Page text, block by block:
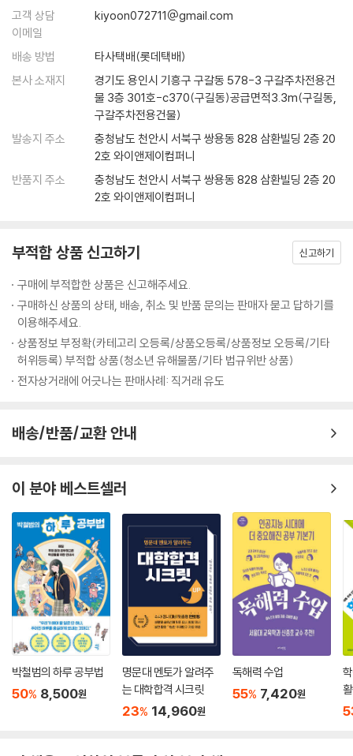
10 ‘안 되는 이유’ 늘어놓지 말고, ‘되게 할 방법’을 찾아라
_공부는 조건이 아니라 마음으로 하는 것이다
_불평불만을 멈추게 하는 3가지 마음가짐
_내 인생 최고의 공부하기 좋은 날은 바로 오늘이다
Beyond Story 칭기즈칸의 편지
11 배우려는 마음이 없으면, 아무리 잘 가르치는 선생님도 소용없다
_‘어떻게 배우느냐’가 ‘어떻게 가르치느냐’보다 100배 더 중요하다
_떨어진 내 성적 두고 선생님 탓하지 마라
_모든 선생님에게는 반드시 배울 점이 있다
Beyond Story “도대체 언제까지 날 골탕 먹일 셈이죠?”
12 아무나 공부할 수 있는 건 아니었다
_나는 공부할 수 없었다1. 잭 런던 이야기
_나는 공부할 수 없었다2. 소피 제르맹 이야기
_나는 공부할 수 없었다3. 프레더릭 더글러스 이야기
_나는 공부할 수 없었다4. 이우근 이야기
_우리에게 축복처럼 쏟아진 ‘공부할 기회’
13 자신보다 내가 ‘더 나은 삶’을 사는 게 소원인 사람
_엄마는 속고 있다
_아버지가 벌어오신 돈의 의미
_나에 대한 기대로 하루를 버티는 사람
_우리는 날마다 조금씩 고아가 되어간다
_잔소리 뒤의 “……”에 담긴 진짜 의미
Beyond Story “아, 엄마는 맨날 이런 식이야!”
에필로그 믿는다, 나는 믿는다, 나는 너를 믿는다!
부록 공부 의욕을 불러일으키는 힐링 포스트잇
데’라고 막연하게 생각하다가 막상 재보면 실제로 공부한 시간이 터무니없
이 적기 때문입니다. 이렇게 저렇게 날려버리는 시간이 상당하거든요. 그
니다. 그러다 보면 어느새 스톱워치에 찍히는 숫자가 놀랍도록 치솟을 테
니까요.
---「루틴3. 진짜로 집중한 시간 : 스톱워치」중에서
성적이 올랐으면 오른 대로, 떨어졌으면 떨어진 대로 나를 돌아보아야 합
니다. 선생님 탓하면서 숨어버리지 말고요. 그래야 내가 어떤 점이 부족한
지, 무엇을 고쳐야 할지 골똘히 고민해 방법을 찾게 돼요. 중요한 건 ‘어떤
수업을 듣느냐’가 아니라 ‘어떻게 수업을 듣느냐’입니다. 그러니 성적이 떨
하게 받아들일 줄 아는 ‘열린 귀’, 귀하게 느낄 줄 아는 ‘감동’. 이 세 가지만
만드는 것뿐이지. 장담합니다. 내가 똑바로 듣기만 한다면 그 어떤 수업이
라도 반드시 최고의 수업이 되리라는 것을요.
---「떨어진 내 성적 두고 선생님 탓하지 마라」중에서
내가 얼마나 나쁜 자식이었는지 스스로 되물을 때마다 나는 괴로워질 겁니
다. 툭툭 내뱉던 내 말버릇과, 내세웠던 내 자존심과, 쓸데없던 내 반항심을
던 끈덕진 관심이 얼마나 순수한 사랑이었는지를요. 귀찮던 간섭이 얼마나
진득한 믿음이었는지를요. 엄마아빠가 자기 인생보다도 내 인생을 얼마나
빚이었단 것도요. 언젠가 엄마 냄새가 흔적 없이 사라진대도, 언젠가 아빠
엄마, 그리고 우리 아빠. 사랑하는 내 부모님.
---「우리는 날마다 조금씩 고아가 되어간다」중에서
‘어떻게’가 아닌 ‘왜’ 공부하는지를 알면
나의 공부는 ‘재미’와 ‘기쁨’으로 가득찰 것이다!
10대에게 공부란 어떤 의미일까? 상위권, 하위권을 막론하고 대부분의 학
생들이 공부란 ‘귀찮고 재미없는, 그래서 될 수 있는 한 절대로 하고 싶지
않은 일’로 생각할 것이다. 그렇다면 공부는 왜 지겹고 불행한 일일까? 이
책의 저자는 10대들이 ‘목적’과 ‘의미’를 제대로 알지 못한 채, 그저 ‘남과의
경쟁’만을 위해 공부하기 때문이라 단언한다. 공부의 참 의미는 ‘성공’이 아
친해지는 일이야말로 우리가 공부를 해야 하는 진짜 이유다. 나아가 저자
자신 역시 ‘내가 왜 공부하는지’를 깨달은 후에는 ‘무엇을 어떻게 공부해야
상하는 기적을 경험했다고 전한다.
공부의 의미를 ‘성장’에 둔 사람은 남과의 경쟁보다 ‘자신과의 경쟁’에 집중
하기 마련이다. 공부를 하며 매일 나아지는 자신의 모습에 감동하고, 새로
운 지식이 머릿속에 쌓여가는 즐거움을 맛보고, 꿈에 한 발자국씩 가까워
지는 느낌을 받으며 공부하는 일에 ‘기쁨’을 느낄 수 있다. 한번 앉으면 몇
시간이고 꼼짝 않겠다는 독한 각오, 내 심장박동 소리가 귀에 들릴 정도의
팽팽한 긴장감, 모르는 내용은 알 때까지 물고 늘어지는 집요함, 나쁜 습관
‘너 절대로 포기하지 마. 왜냐면 내가 너였으니까. 늦어버린 줄로만 알고,
하마터면 포기할 뻔 했었으니까. 나도 너처럼 방황했고, 나도 너처럼 고민
했고, 나도 너처럼 힘들었으니까. 나도 너랑 똑같은 마음이었으니까.’
매일 열 시간도 넘는 시간 동안 책상 앞에 앉아 힘겹게 공부하는 10대들을
보면 짠하기 그지없다. 이 책의 저자는 유명 학원강사나 선생님이 아닌 학
창시절의 방황과 고난을 ‘똑같이’ 겪어 온 친근한 형, 오빠로서 힘든 시기를
보내고 있는 10대들에게 따뜻한 위로의 메시지를 건넨다. 온갖 ‘잉여짓’을
일삼던 과거를 후회하며 눈물을 머금고 공부에 힘 쏟았던 이야기, 시골학
교에서 벌레, 재래식 똥통과 사투하며 공부할 수밖에 없었던 이야기는 10
대들이 처한 상황과 조건에 깊은 공감을 불러일으킨다. 더불어 ‘공부할 마
음 있는 놈들의 7가지 습관’, ‘오늘 하루를 가장 공부하기 좋은 날로 만드는
고객 상담
이메일
kiyoon072711@gmail.com
배송 방법
타사택배(롯데택배)
본사 소재지
경기도 용인시 기흥구 구갈동 578-3 구갈주차전용건
물 3층 301호-c370(구길동)공급면적3.3m(구길동,
구갈주차전용건물)
발송지 주소
충청남도 천안시 서북구 쌍용동 828 삼환빌딩 2층 20
2호 와이앤제이컴퍼니
반품지 주소
충청남도 천안시 서북구 쌍용동 828 삼환빌딩 2층 20
2호 와이앤제이컴퍼니
부적합 상품 신고하기 신고하기
구매에 부적합한 상품은 신고해주세요.
구매하신 상품의 상태, 배송, 취소 및 반품 문의는 판매자 묻고 답하기를
이용해주세요.
상품정보 부정확(카테고리 오등록/상품오등록/상품정보 오등록/기타
허위등록) 부적합 상품(청소년 유해물품/기타 법규위반 상품)
전자상거래에 어긋나는 판매사례: 직거래 유도
배송/반품/교환 안내
이 분야 베스트셀러
박철범의 하루 공부법
50% 8,500원
명문대 멘토가 알려주
는 대학합격 시크릿
23% 14,960원
독해력 수업
55% 7,420원
(